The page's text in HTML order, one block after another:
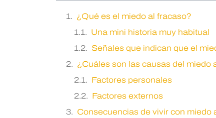
¿Qué es el miedo al fracaso?
Una mini historia muy habitual
Señales que indican que el
¿Cuáles son las causas del miedo
Factores personales
Factores externos
Consecuencias de vivir con miedo